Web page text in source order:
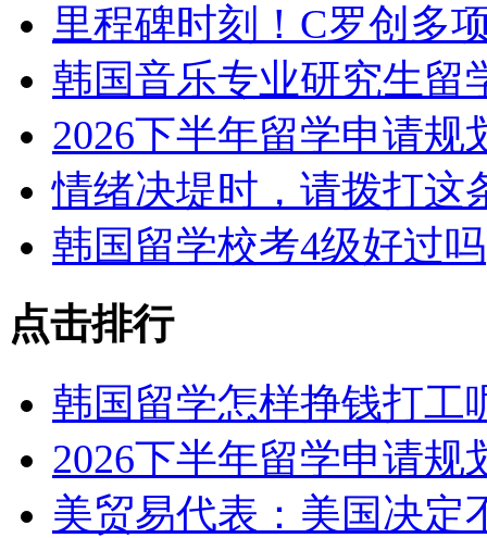
里程碑时刻！C罗创多
韩国音乐专业研究生留
2026下半年留学申请
情绪决堤时，请拨打这
韩国留学校考4级好过吗
点击排行
韩国留学怎样挣钱打工
2026下半年留学申请
美贸易代表：美国决定